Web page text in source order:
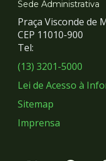
e
Redes
Sociais
Sede Administrativa
Praça Visconde de
CEP 11010-900
Tel:
(13) 3201-5000
Lei de Acesso à
Sitemap
Imprensa